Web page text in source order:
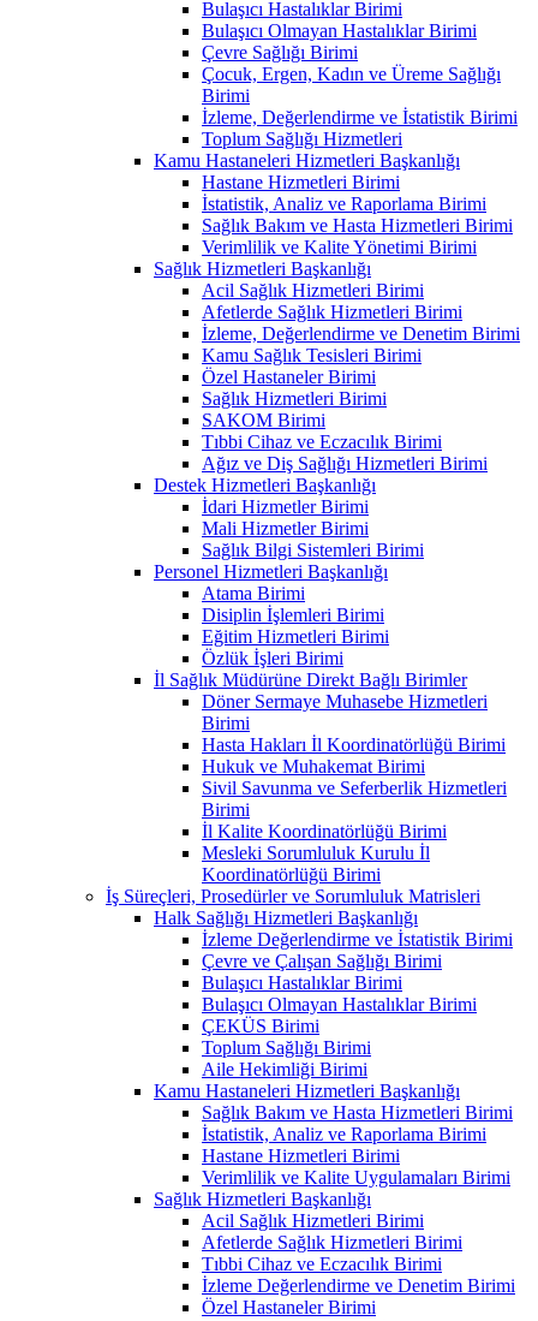
Bulaşıcı Hastalıklar Birimi
Bulaşıcı Olmayan Hastalıklar Birimi
Çevre Sağlığı Birimi
Çocuk, Ergen, Kadın ve Üreme Sağlığı
Birimi
İzleme, Değerlendirme ve İstatistik Birimi
Toplum Sağlığı Hizmetleri
Kamu Hastaneleri Hizmetleri Başkanlığı
Hastane Hizmetleri Birimi
İstatistik, Analiz ve Raporlama Birimi
Sağlık Bakım ve Hasta Hizmetleri Birimi
Verimlilik ve Kalite Yönetimi Birimi
Sağlık Hizmetleri Başkanlığı
Acil Sağlık Hizmetleri Birimi
Afetlerde Sağlık Hizmetleri Birimi
İzleme, Değerlendirme ve Denetim Birimi
Kamu Sağlık Tesisleri Birimi
Özel Hastaneler Birimi
Sağlık Hizmetleri Birimi
SAKOM Birimi
Tıbbi Cihaz ve Eczacılık Birimi
Ağız ve Diş Sağlığı Hizmetleri Birimi
Destek Hizmetleri Başkanlığı
İdari Hizmetler Birimi
Mali Hizmetler Birimi
Sağlık Bilgi Sistemleri Birimi
Personel Hizmetleri Başkanlığı
Atama Birimi
Disiplin İşlemleri Birimi
Eğitim Hizmetleri Birimi
Özlük İşleri Birimi
İl Sağlık Müdürüne Direkt Bağlı Birimler
Döner Sermaye Muhasebe Hizmetleri
Birimi
Hasta Hakları İl Koordinatörlüğü Birimi
Hukuk ve Muhakemat Birimi
Sivil Savunma ve Seferberlik Hizmetleri
Birimi
İl Kalite Koordinatörlüğü Birimi
Mesleki Sorumluluk Kurulu İl
Koordinatörlüğü Birimi
İş Süreçleri, Prosedürler ve Sorumluluk Matrisleri
Halk Sağlığı Hizmetleri Başkanlığı
İzleme Değerlendirme ve İstatistik Birimi
Çevre ve Çalışan Sağlığı Birimi
Bulaşıcı Hastalıklar Birimi
Bulaşıcı Olmayan Hastalıklar Birimi
ÇEKÜS Birimi
Toplum Sağlığı Birimi
Aile Hekimliği Birimi
Kamu Hastaneleri Hizmetleri Başkanlığı
Sağlık Bakım ve Hasta Hizmetleri Birimi
İstatistik, Analiz ve Raporlama Birimi
Hastane Hizmetleri Birimi
Verimlilik ve Kalite Uygulamaları Birimi
Sağlık Hizmetleri Başkanlığı
Acil Sağlık Hizmetleri Birimi
Afetlerde Sağlık Hizmetleri Birimi
Tıbbi Cihaz ve Eczacılık Birimi
İzleme Değerlendirme ve Denetim Birimi
Özel Hastaneler Birimi